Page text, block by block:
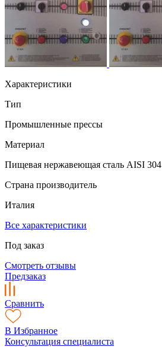
Характеристики
Тип
Промышленные прессы
Материал
Пищевая нержавеющая сталь AISI 304
Страна производитель
Италия
Все характеристики
Под заказ
Смотреть отзывы
Предзаказ
Сравнить
В Избранное
Консультация специалиста